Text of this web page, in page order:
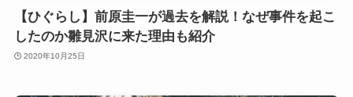
【ひぐらし】前原圭一が過去を解説！なぜ事件を起こ
したのか雛見沢に来た理由も紹介
2020年10月25日